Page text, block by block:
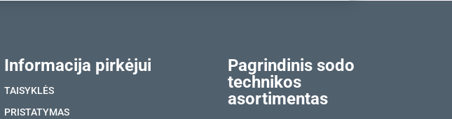
Informacija pirkėjui
TAISYKLĖS
PRISTATYMAS
Pagrindinis sodo
technikos
asortimentas